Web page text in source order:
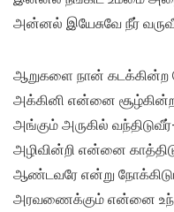
அன்னல் இயேசுவே நீர்
ஆறுகளை நான் கடக்கின்ற
அக்கினி என்னை
அங்கும் அருகில்
அழிவின்றி என்னை
ஆண்டவரே என்று
அரவணைக்கும் என்னை